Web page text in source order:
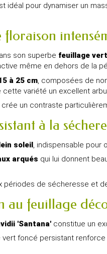
idéal pour dynamiser un
son superbe feuillage
même en dehors de la
à 25 cm, composées de
cette variété un excellent
un contraste
à la
soleil, indispensable pour
arqués qui lui donnent
périodes de sécheresse et
au feuillage
'Santana' constitue un
vert foncé persistant